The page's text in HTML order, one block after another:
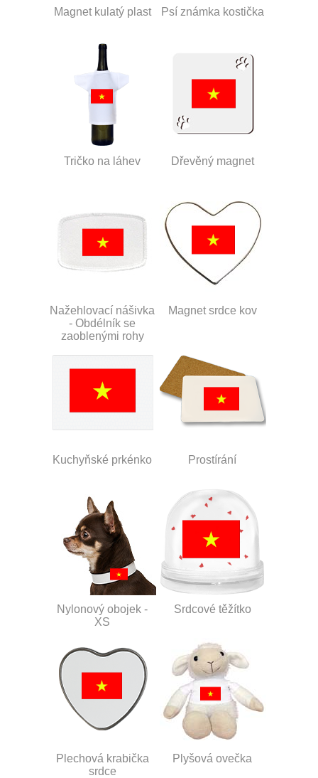
Magnet kulatý plast Psí známka kostička
Tričko na láhev Dřevěný magnet
Nažehlovací nášivka
- Obdélník se
zaoblenými rohy
Magnet srdce kov
Kuchyňské prkénko Prostírání
Nylonový obojek -
XS
Srdcové těžítko
Plechová krabička
srdce
Plyšová ovečka